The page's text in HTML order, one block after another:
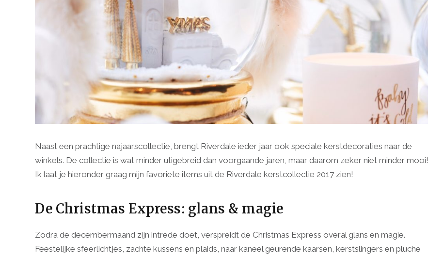
Naast een prachtige najaarscollectie, brengt Riverdale ieder jaar ook speciale kerstdecoraties naar de
winkels. De collectie is wat minder utigebreid dan voorgaande jaren, maar daarom zeker niet minder mooi!
Ik laat je hieronder graag mijn favoriete items uit de Riverdale kerstcollectie 2017 zien!
De Christmas Express: glans & magie
Zodra de decembermaand zijn intrede doet, verspreidt de Christmas Express overal glans en magie.
Feestelijke sfeerlichtjes, zachte kussens en plaids, naar kaneel geurende kaarsen, kerstslingers en pluche